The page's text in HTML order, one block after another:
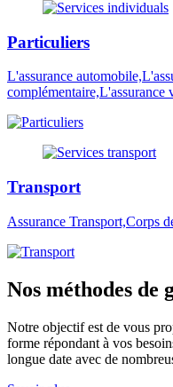
Particuliers
L'assurance
complémentaire,L'assurance
Transport
Assurance Transport,Corps
Nos méthodes de
Notre objectif est de vous
forme répondant à vos
longue date avec de